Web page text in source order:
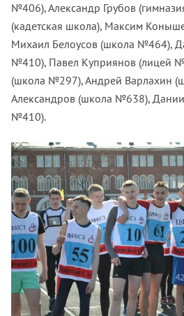
№406), Александр Грубов
(кадетская школа), Максим
Михаил Белоусов (школа №464),
№410), Павел Куприянов (лицей
(школа №297), Андрей Варлахин
Александров (школа №638),
№410).